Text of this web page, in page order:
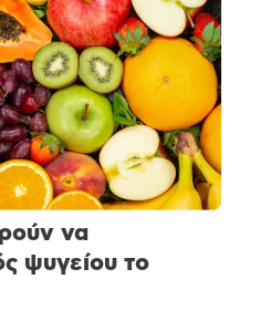
να
ψυγείου το